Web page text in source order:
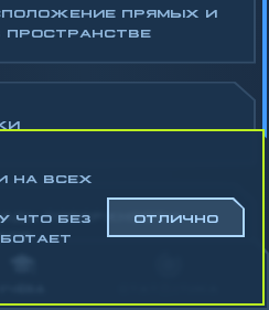
ПРЯМЫХ И
ПРОСТРАНСТВЕ
ПОВЕРХНОСТИ
НА ВСЕХ
ЧТО БЕЗ
ОТЛИЧНО